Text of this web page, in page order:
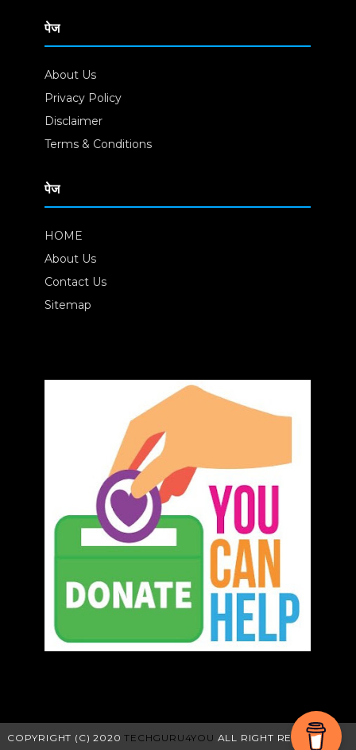
पेज
About Us
Privacy Policy
Disclaimer
Terms & Conditions
पेज
HOME
About Us
Contact Us
Sitemap
COPYRIGHT (C) 2020TECHGURU4YOU ALL RIGHT RESEVED